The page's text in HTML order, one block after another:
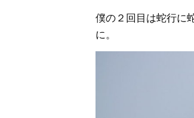
僕の２回目は蛇行に
に。